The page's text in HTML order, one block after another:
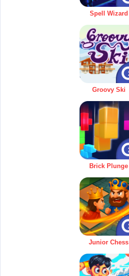
Spell Wizard
Groovy Ski
Brick Plunge
Junior Chess